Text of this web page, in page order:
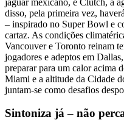
disso, pela primeira vez,
– inspirado no Super Bowl e
cartaz. As condições
Vancouver e Toronto reinam
jogadores e adeptos em
preparar para um calor acima
Miami e a altitude da Cidade
juntam-se como desafios
Sintoniza já – não